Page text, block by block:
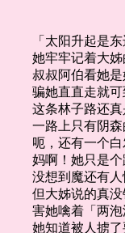
「太阳升起是东
她牢牢记着大姊
叔叔阿伯看她是
骗她直直走就可
这条林子路还真
一路上只有阴森
呃，还有一个白
妈啊！她只是个
没想到魔还有人
但大姊说的真没
害她噙着「两泡
她知道被人掳了